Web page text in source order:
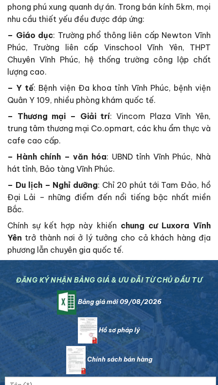
phong phú xung quanh dự án. Trong bán kính 5km, mọi
nhu cầu thiết yếu đều được đáp ứng:
– Giáo dục: Trường phổ thông liên cấp Newton Vĩnh
Phúc, Trường liên cấp Vinschool Vĩnh Yên, THPT
Chuyên Vĩnh Phúc, hệ thống trường công lập chất
lượng cao.
– Y tế: Bệnh viện Đa khoa tỉnh Vĩnh Phúc, bệnh viện
Quân Y 109, nhiều phòng khám quốc tế.
– Thương mại – Giải trí: Vincom Plaza Vĩnh Yên,
trung tâm thương mại Co.opmart, các khu ẩm thực và
cafe cao cấp.
– Hành chính – văn hóa: UBND tỉnh Vĩnh Phúc, Nhà
hát tỉnh, Bảo tàng Vĩnh Phúc.
– Du lịch – Nghỉ dưỡng: Chỉ 20 phút tới Tam Đảo, hồ
Đại Lải – những điểm đến nổi tiếng bậc nhất miền
Bắc.
Chính sự kết hợp này khiến chung cư Luxora Vĩnh
Yên trở thành nơi ở lý tưởng cho cả khách hàng địa
phương lẫn chuyên gia quốc tế.
ĐĂNG KÝ NHẬN BẢNG GIÁ & ƯU ĐÃI TỪ CHỦ ĐẦU TƯ
Bảng giá mới 09/08/2026
Hồ sơ pháp lý
Chính sách bán hàng